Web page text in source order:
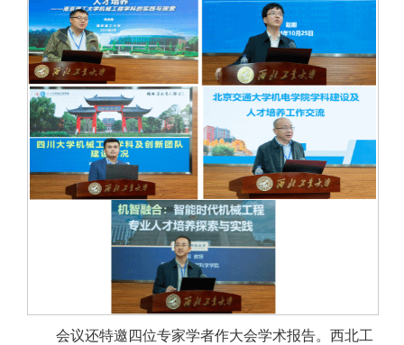
会议还特邀四位专家学者作大会学术报告。西北工